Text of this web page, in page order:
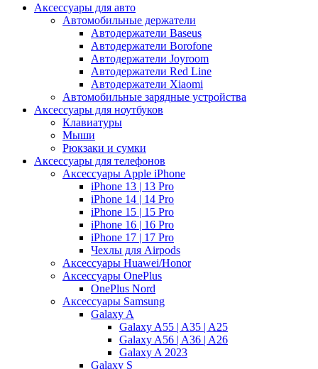
Аксессуары для авто
Автомобильные держатели
Автодержатели Baseus
Автодержатели Borofone
Автодержатели Joyroom
Автодержатели Red Line
Автодержатели Xiaomi
Автомобильные зарядные устройства
Аксессуары для ноутбуков
Клавиатуры
Мыши
Рюкзаки и сумки
Аксессуары для телефонов
Аксессуары Apple iPhone
iPhone 13 | 13 Pro
iPhone 14 | 14 Pro
iPhone 15 | 15 Pro
iPhone 16 | 16 Pro
iPhone 17 | 17 Pro
Чехлы для Airpods
Аксессуары Huawei/Honor
Аксессуары OnePlus
OnePlus Nord
Аксессуары Samsung
Galaxy A
Galaxy A55 | A35 | A25
Galaxy A56 | A36 | A26
Galaxy A 2023
Galaxy S